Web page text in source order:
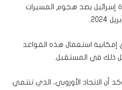
إسرائيل بصد هجوم المسيرات
إمكانية استعمال هذه القواعد
ذلك في المستقبل.
الاتحاد الأوروبي، الذي تنتمي